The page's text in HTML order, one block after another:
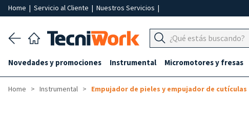
Home | Servicio al Cliente | Nuestros Servicios |
Novedades y promociones Instrumental Micromotores y fresas
Home Instrumental Empujador de pieles y empujador de cutículas